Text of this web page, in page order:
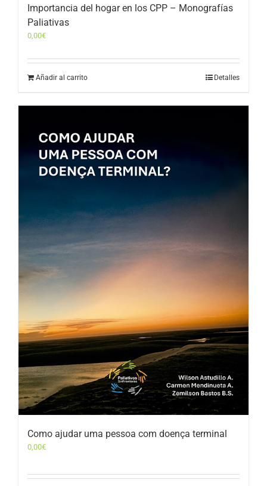
Importancia del hogar en los CPP – Monografías
Paliativas
0,00€
Añadir al carrito Detalles
Como ajudar uma pessoa com doença terminal
0,00€